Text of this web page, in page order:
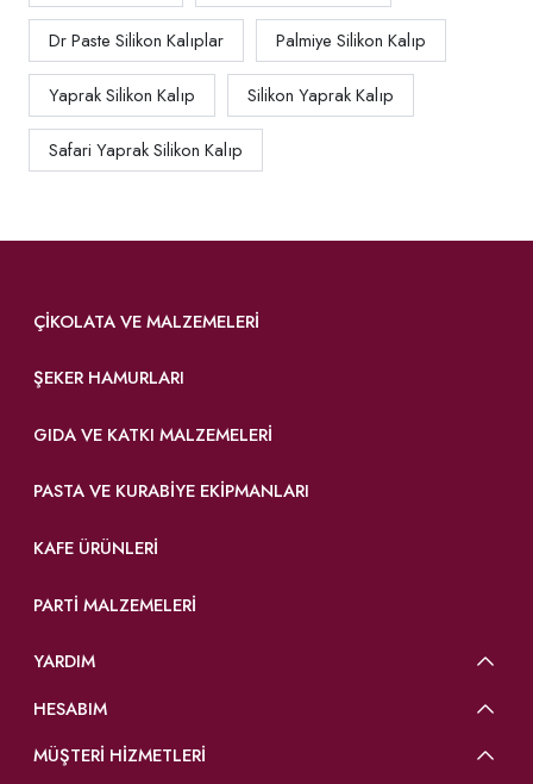
Dr Paste Silikon Kalıplar Palmiye Silikon Kalıp
Yaprak Silikon Kalıp Silikon Yaprak Kalıp
Safari Yaprak Silikon Kalıp
ÇIKOLATA VE MALZEMELERI
ŞEKER HAMURLARI
GIDA VE KATKI MALZEMELERI
PASTA VE KURABIYE EKIPMANLARI
KAFE ÜRÜNLERI
PARTI MALZEMELERI
YARDIM
HESABIM
MÜŞTERİ HİZMETLERİ